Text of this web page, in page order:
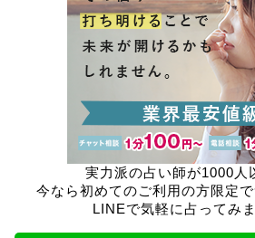
実力派の占い師が1000人
今なら初めてのご利用の方限定で
LINEで気軽に占ってみ